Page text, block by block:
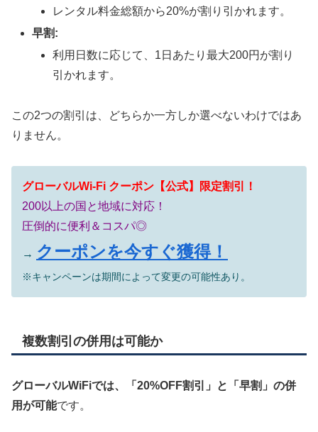
レンタル料金総額から20%が割り引かれます。
早割:
利用日数に応じて、1日あたり最大200円が割り
引かれます。
この2つの割引は、どちらか一方しか選べないわけではあ
りません。
グローバルWi-Fi クーポン【公式】限定割引！
200以上の国と地域に対応！
圧倒的に便利＆コスパ◎
→ クーポンを今すぐ獲得！
※キャンペーンは期間によって変更の可能性あり。
複数割引の併用は可能か
グローバルWiFiでは、「20%OFF割引」と「早割」の併
用が可能です。